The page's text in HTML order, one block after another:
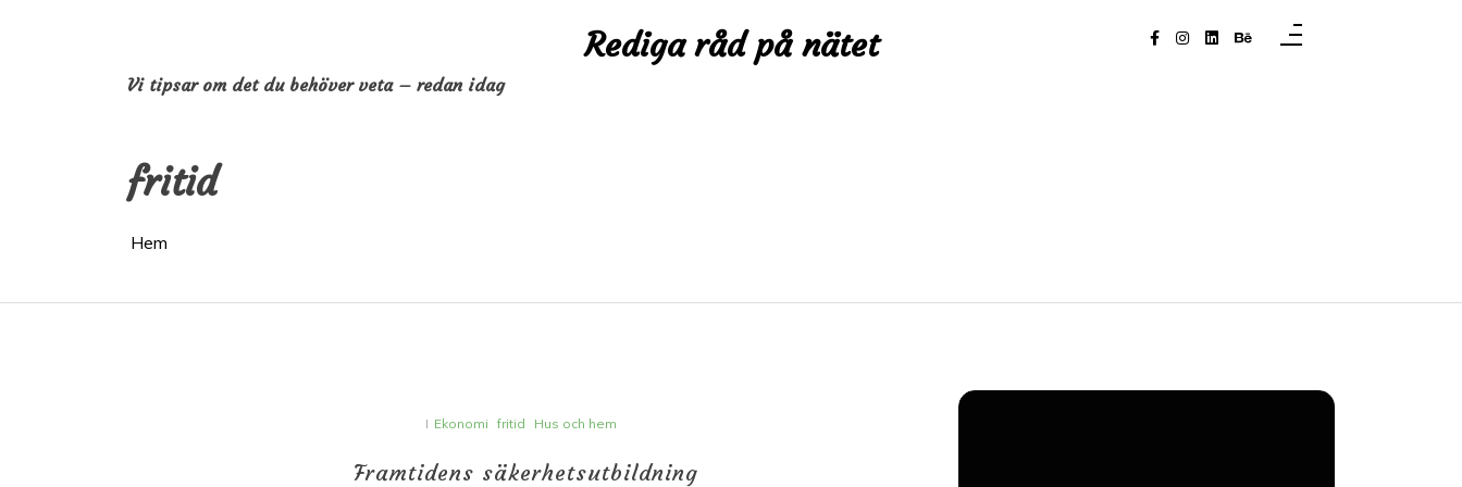
Rediga råd på nätet
Vi tipsar om det du behöver veta – redan idag
fritid
Hem
I Ekonomi fritid Hus och hem
Framtidens säkerhetsutbildning